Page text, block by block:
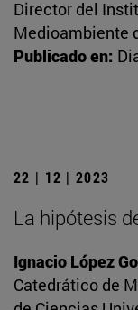
Director del
Medioambiente
Publicado en:
22 | 12 | 2023
La hipótesis
Ignacio López
Catedrático de